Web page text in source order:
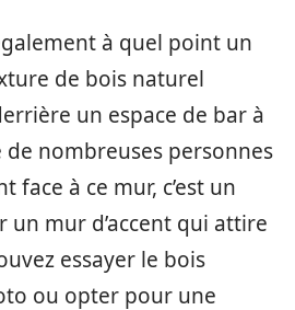
à quel point un
de bois naturel
un espace de bar à
de nombreuses personnes
à ce mur, c’est un
mur d’accent qui attire
essayer le bois
ou opter pour une